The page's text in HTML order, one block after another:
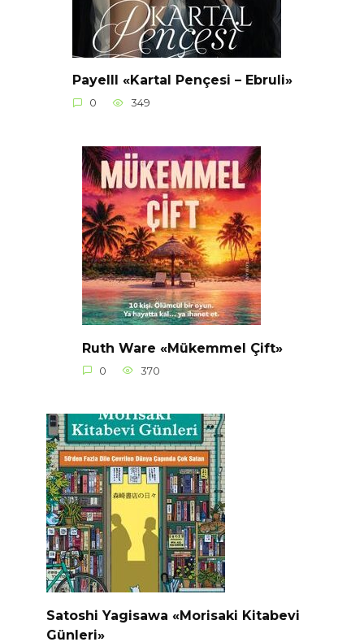
Payelll «Kartal Pençesi – Ebruli»
0 349
Ruth Ware «Mükemmel Çift»
0 370
Satoshi Yagisawa «Morisaki Kitabevi
Günleri»